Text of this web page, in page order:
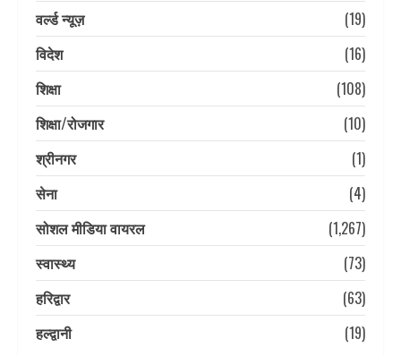
वर्ल्ड न्यूज़
(19)
विदेश
(16)
शिक्षा
(108)
शिक्षा/रोजगार
(10)
श्रीनगर
(1)
सेना
(4)
सोशल मीडिया वायरल
(1,267)
स्वास्थ्य
(73)
हरिद्वार
(63)
हल्द्वानी
(19)